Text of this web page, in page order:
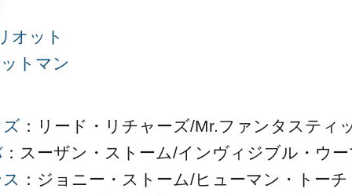
オット
トマン
：リード・リチャーズ/Mr.ファンタスティ
：スーザン・ストーム/インヴィジブル・ウー
：ジョニー・ストーム/ヒューマン・トーチ